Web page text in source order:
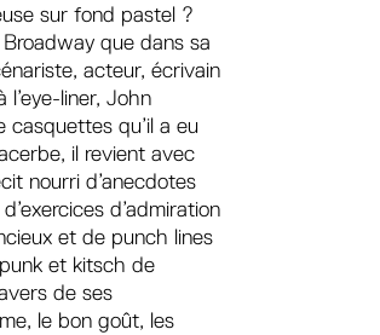
sur fond pastel ?
que dans sa
acteur, écrivain
liner, John
qu’il a eu
il revient avec
nourri d’anecdotes
d’admiration
et de punch lines
et kitsch de
de ses
le bon goût, les